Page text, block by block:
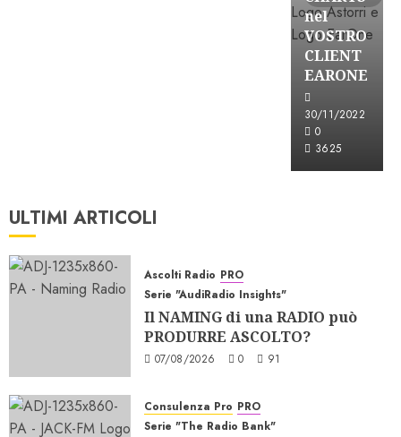
nel
VOSTRO
CLIENT
EARONE
30/11/2022
0
3625
ULTIMI ARTICOLI
Ascolti Radio PRO
Serie "AudiRadio Insights"
Il NAMING di una RADIO può
PRODURRE ASCOLTO?
07/08/2026 0 91
Consulenza Pro PRO
Serie "The Radio Bank"